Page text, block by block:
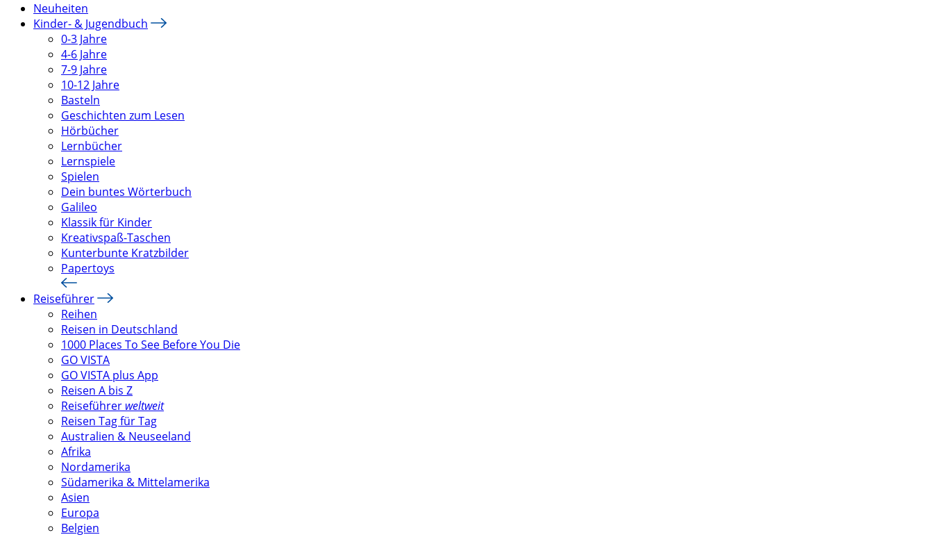
Neuheiten
Kinder- & Jugendbuch
0-3 Jahre
4-6 Jahre
7-9 Jahre
10-12 Jahre
Basteln
Geschichten zum Lesen
Hörbücher
Lernbücher
Lernspiele
Spielen
Dein buntes Wörterbuch
Galileo
Klassik für Kinder
Kreativspaß-Taschen
Kunterbunte Kratzbilder
Papertoys
Reiseführer
Reihen
Reisen in Deutschland
1000 Places To See Before You Die
GO VISTA
GO VISTA plus App
Reisen A bis Z
Reiseführer weltweit
Reisen Tag für Tag
Australien & Neuseeland
Afrika
Nordamerika
Südamerika & Mittelamerika
Asien
Europa
Belgien